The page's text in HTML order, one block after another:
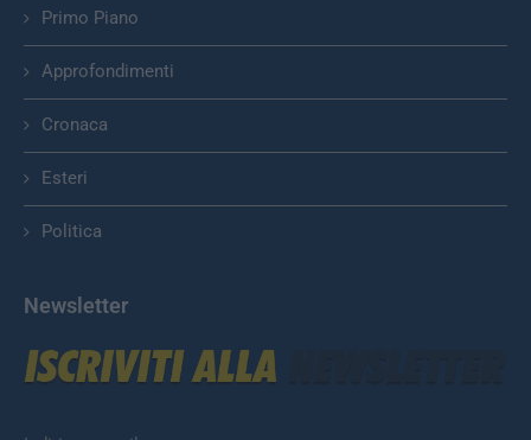
Primo Piano
Approfondimenti
Cronaca
Esteri
Politica
Newsletter